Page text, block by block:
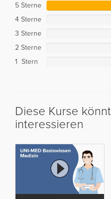
5 Sterne
4 Sterne
3 Sterne
2 Sterne
1 Stern
Diese Kurse
interessieren